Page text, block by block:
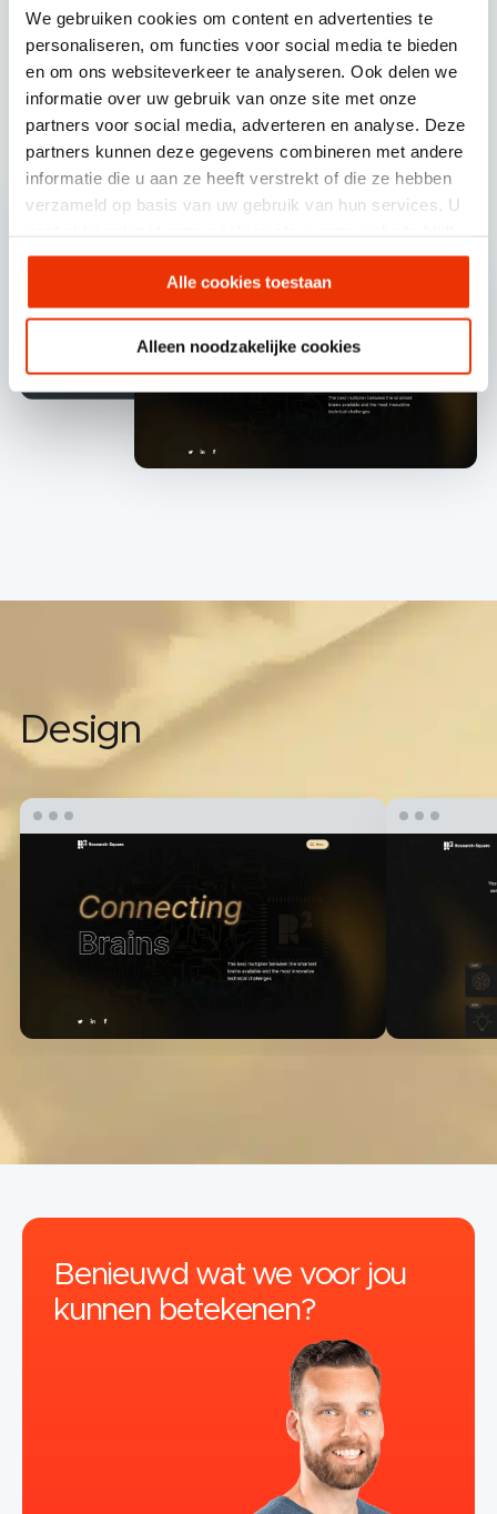
We gebruiken cookies om content en advertenties te
personaliseren, om functies voor social media te bieden
en om ons websiteverkeer te analyseren. Ook delen we
informatie over uw gebruik van onze site met onze
partners voor social media, adverteren en analyse. Deze
partners kunnen deze gegevens combineren met andere
informatie die u aan ze heeft verstrekt of die ze hebben
verzameld op basis van uw gebruik van hun services. U
gebruiken.
Alle cookies toestaan
Alleen noodzakelijke cookies
Wireframe naar design
Design
Benieuwd wat we voor jou
kunnen betekenen?